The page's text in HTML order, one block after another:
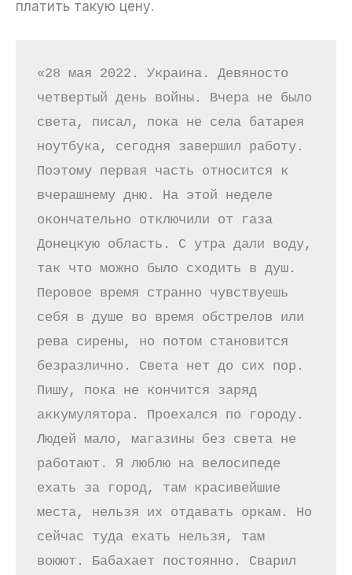
платить такую цену.
«28 мая 2022. Украина. Девяносто
четвертый день войны. Вчера не было
света, писал, пока не села батарея
ноутбука, сегодня завершил работу.
Поэтому первая часть относится к
вчерашнему дню. На этой неделе
окончательно отключили от газа
Донецкую область. С утра дали воду,
так что можно было сходить в душ.
Перовое время странно чувствуешь
себя в душе во время обстрелов или
рева сирены, но потом становится
безразлично. Света нет до сих пор.
Пишу, пока не кончится заряд
аккумулятора. Проехался по городу.
Людей мало, магазины без света не
работают. Я люблю на велосипеде
ехать за город, там красивейшие
места, нельзя их отдавать оркам. Но
сейчас туда ехать нельзя, там
воюют. Бабахает постоянно. Сварил